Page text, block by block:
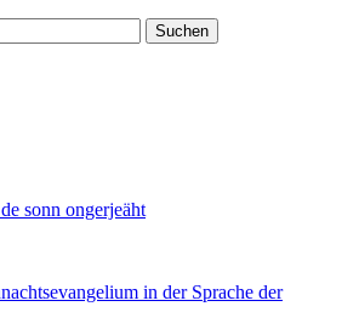
sonn ongerjeäht
in der Sprache der